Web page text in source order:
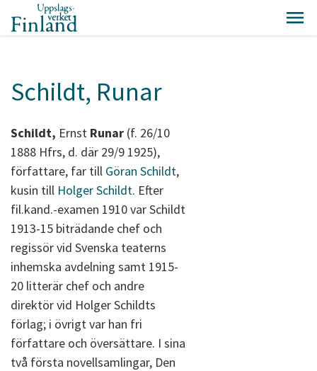
Schildt, Runar
Schildt, Ernst Runar (f. 26/10
1888 Hfrs, d. där 29/9 1925),
författare, far till Göran Schildt,
kusin till Holger Schildt. Efter
fil.kand.-examen 1910 var Schildt
1913-15 biträdande chef och
regissör vid Svenska teaterns
inhemska avdelning samt 1915-
20 litterär chef och andre
direktör vid Holger Schildts
förlag; i övrigt var han fri
författare och översättare. I sina
två första novellsamlingar, Den